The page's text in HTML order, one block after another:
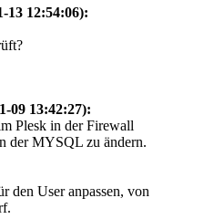
13 12:54:06):
09 13:42:27):
Plesk in der Firewall
der MYSQL zu ändern.
den User anpassen, von